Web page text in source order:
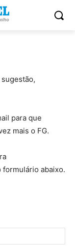
para que
mais o FG.
formulário abaixo.